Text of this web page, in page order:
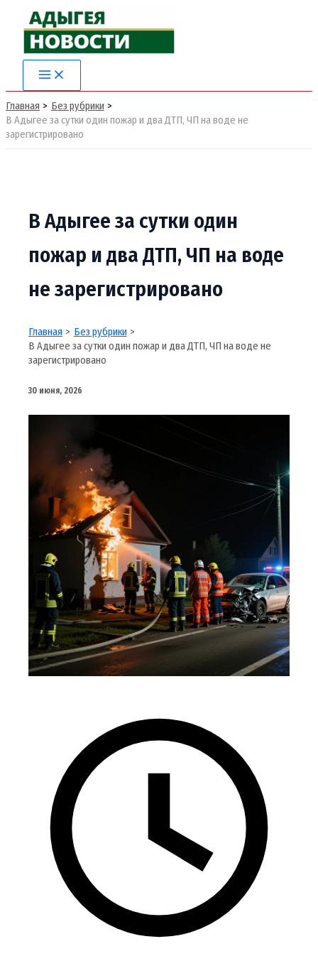
Перейти
содержимому
Главная
Без рубрики
В Адыгее за сутки один пожар и два ДТП, ЧП на воде не
зарегистрировано
В Адыгее за сутки один
пожар и два ДТП, ЧП на воде
не зарегистрировано
Главная
Без рубрики
В Адыгее за сутки один пожар и два ДТП, ЧП на воде не
зарегистрировано
30 июня, 2026